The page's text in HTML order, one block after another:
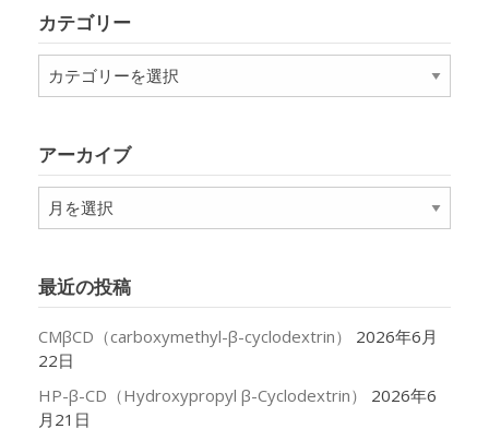
カテゴリー
テ
ー
アーカイブ
ア
ー
ブ
最近の投稿
CMβCD（carboxymethyl-β-cyclodextrin）
2026年6月
22日
HP-β-CD（Hydroxypropyl β-Cyclodextrin）
2026年6
月21日